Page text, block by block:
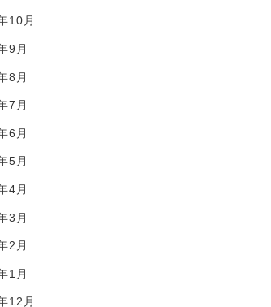
10月
9月
8月
7月
6月
5月
4月
3月
2月
1月
12月